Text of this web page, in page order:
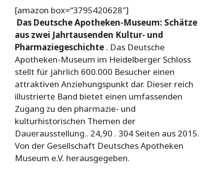
[amazon box=“3795420628″]
Das Deutsche Apotheken-Museum: Schätze
aus zwei Jahrtausenden Kultur- und
Pharmaziegeschichte . Das Deutsche
Apotheken-Museum im Heidelberger Schloss
stellt für jährlich 600.000 Besucher einen
attraktiven Anziehungspunkt dar. Dieser reich
illustrierte Band bietet einen umfassenden
Zugang zu den pharmazie- und
kulturhistorischen Themen der
Dauerausstellung.. 24,90 . 304 Seiten aus 2015.
Von der Gesellschaft Deutsches Apotheken
Museum e.V. herausgegeben.